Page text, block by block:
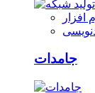
افزار
جامدات